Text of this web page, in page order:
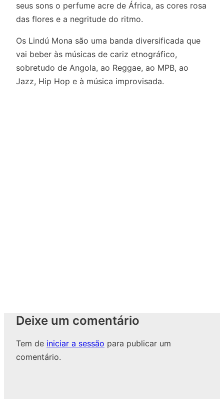
seus sons o perfume acre de África, as cores rosa
das flores e a negritude do ritmo.
Os Lindú Mona são uma banda diversificada que
vai beber às músicas de cariz etnográfico,
sobretudo de Angola, ao Reggae, ao MPB, ao
Jazz, Hip Hop e à música improvisada.
Deixe um comentário
Tem de iniciar a sessão para publicar um
comentário.